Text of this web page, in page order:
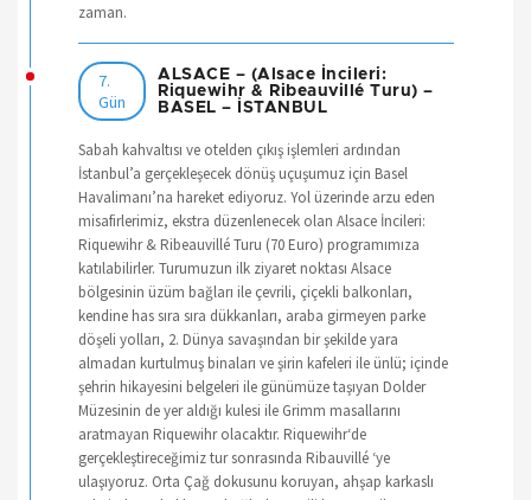
zaman.
7.
Gün
ALSACE – (Alsace İncileri:
Riquewihr & Ribeauvillé Turu) –
BASEL – İSTANBUL
Sabah kahvaltısı ve otelden çıkış işlemleri ardından
İstanbul’a gerçekleşecek dönüş uçuşumuz için Basel
Havalimanı’na hareket ediyoruz. Yol üzerinde arzu eden
misafirlerimiz, ekstra düzenlenecek olan Alsace İncileri:
Riquewihr & Ribeauvillé Turu (70 Euro) programımıza
katılabilirler. Turumuzun ilk ziyaret noktası Alsace
bölgesinin üzüm bağları ile çevrili, çiçekli balkonları,
kendine has sıra sıra dükkanları, araba girmeyen parke
döşeli yolları, 2. Dünya savaşından bir şekilde yara
almadan kurtulmuş binaları ve şirin kafeleri ile ünlü; içinde
şehrin hikayesini belgeleri ile günümüze taşıyan Dolder
Müzesinin de yer aldığı kulesi ile Grimm masallarını
aratmayan Riquewihr olacaktır. Riquewihr‘de
gerçekleştireceğimiz tur sonrasında Ribauvillé ‘ye
ulaşıyoruz. Orta Çağ dokusunu koruyan, ahşap karkaslı